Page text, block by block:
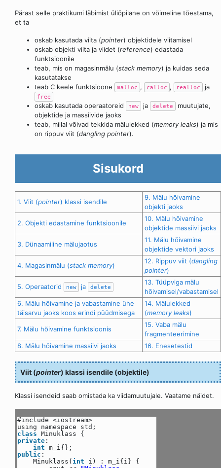
Pärast selle praktikumi läbimist üliõpilane on võimeline tõestama,
et ta
oskab kasutada viita (pointer) objektidele viitamisel
oskab objekti viita ja viidet (reference) edastada
funktsioonile
teab, mis on magasinmälu (stack memory) ja kuidas seda
kasutatakse
teab C keele funktsioone
malloc , calloc , realloc ja
free
oskab kasutada operaatoreid new ja delete
muutujate,
objektide ja massiivide jaoks
teab, millal võivad tekkida mälulekked (memory leaks) ja mis
on rippuv viit (dangling pointer).
Sisukord
1. Viit (pointer) klassi isendile
9. Mälu hõivamine
objekti jaoks
2. Objekti edastamine funktsioonile
10. Mälu hõivamine
objektide massiivi jaoks
3. Dünaamiline mälujaotus
11. Mälu hõivamine
objektide vektori jaoks
4. Magasinmälu (stack memory)
12. Rippuv viit (dangling
pointer)
5. Operaatorid new ja delete
13. Tüüpviga mälu
hõivamisel/vabastamisel
6. Mälu hõivamine ja vabastamine ühe
täisarvu jaoks koos erindi püüdmisega
14. Mälulekked
(memory leaks)
7. Mälu hõivamine funktsioonis
15. Vaba mälu
fragmenteerimine
8. Mälu hõivamine massiivi jaoks
16. Enesetestid
Viit (pointer) klassi isendile (objektile)
Klassi isendeid saab omistada ka viidamuutujale. Vaatame näidet.
#include <iostream>
using namespace std;
class Minuklass {
private :
int m_i{};
public :
Minuklass( int
i) : m_i{i} {